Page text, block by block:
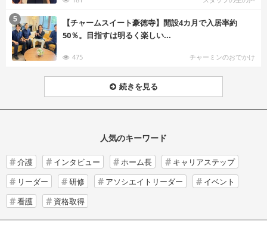
【チャームスイート豪徳寺】開設4カ月で入居率約
50％。目指すは明るく楽しい...
475 チャーミンのおでかけ
5
続きを見る
人気のキーワード
介護 インタビュー ホーム長
キャリアステップ
リーダー
研修 アソシエイトリーダー
イベント
看護
資格取得